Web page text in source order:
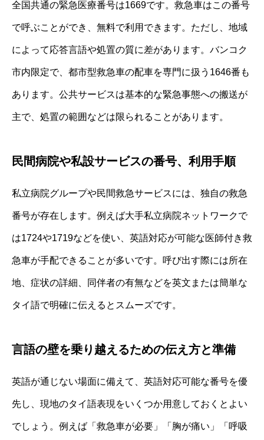
全国共通の緊急医療番号は1669です。救急車はこの番号
で呼ぶことができ、無料で利用できます。ただし、地域
によって応答言語や処置の質に差があります。バンコク
市内限定で、都市型救急車の配車を専門に扱う1646番も
あります。公共サービスは基本的な緊急事態への搬送が
主で、処置の範囲などは限られることがあります。
民間病院や私設サービスの番号、利用手順
私立病院グループや民間救急サービスには、独自の救急
番号が存在します。例えば大手私立病院ネットワークで
は1724や1719などを使い、英語対応が可能な医師付き救
急車が手配できることが多いです。呼び出す際には所在
地、症状の詳細、同伴者の有無などを英文または簡単な
タイ語で明確に伝えるとスムーズです。
言語の壁を乗り越えるための伝え方と準備
英語が通じない場面に備えて、英語対応可能な番号を優
先し、現地のタイ語表現をいくつか用意しておくとよい
でしょう。例えば「救急車が必要」「胸が痛い」「呼吸